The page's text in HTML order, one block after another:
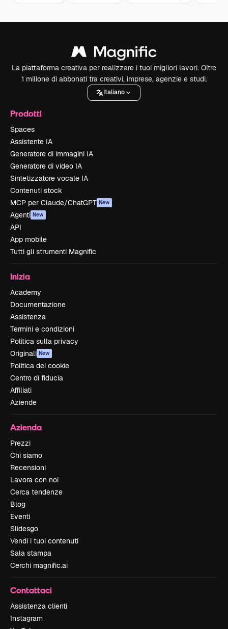
La piattaforma creativa per realizzare i tuoi migliori lavori. Oltre
1 milione di abbonati tra creativi, imprese, agenzie e studi.
Italiano
Prodotti
Spaces
Assistente IA
Generatore di immagini IA
Generatore di video IA
Sintetizzatore vocale IA
Contenuti stock
MCP per Claude/ChatGPT New
Agenti New
API
App mobile
Tutti gli strumenti Magnific
Inizia
Academy
Documentazione
Assistenza
Termini e condizioni
Politica sulla privacy
Originali New
Politica dei cookie
Centro di fiducia
Affiliati
Aziende
Azienda
Prezzi
Chi siamo
Recensioni
Lavora con noi
Cerca tendenze
Blog
Eventi
Slidesgo
Vendi i tuoi contenuti
Sala stampa
Cerchi magnific.ai
Contattaci
Assistenza clienti
Instagram